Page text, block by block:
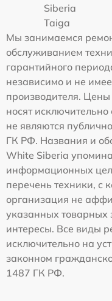
Siberia
Taiga
Мы занимаемся
обслуживанием
гарантийного
независимо и не
производителя.
носят
не являются
ГК РФ. Названия и
White Siberia
информационных
перечень техники, с
организация не
указанных товарных
интересы. Все виды
исключительно на
законном
1487 ГК РФ.